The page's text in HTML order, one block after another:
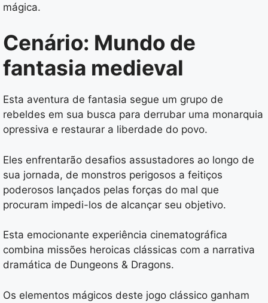
mágica.
Cenário: Mundo de
fantasia medieval
Esta aventura de fantasia segue um grupo de
rebeldes em sua busca para derrubar uma monarquia
opressiva e restaurar a liberdade do povo.
Eles enfrentarão desafios assustadores ao longo de
sua jornada, de monstros perigosos a feitiços
poderosos lançados pelas forças do mal que
procuram impedi-los de alcançar seu objetivo.
Esta emocionante experiência cinematográfica
combina missões heroicas clássicas com a narrativa
dramática de Dungeons & Dragons.
Os elementos mágicos deste jogo clássico ganham